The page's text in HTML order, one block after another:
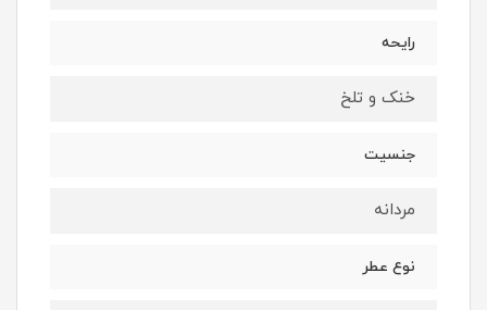
رایحه
خنک و تلخ
جنسیت
مردانه
نوع عطر